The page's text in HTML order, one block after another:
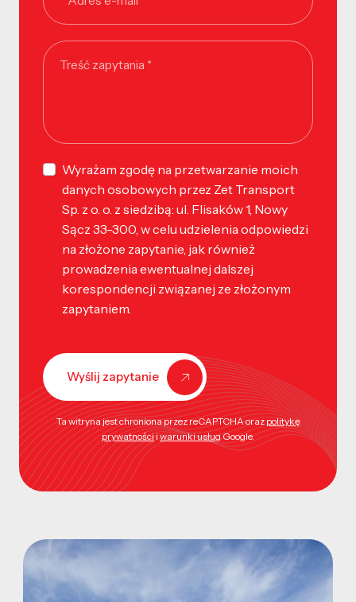
Wyrażam zgodę na przetwarzanie moich
danych osobowych przez Zet Transport
Sp. z o. o. z siedzibą: ul. Flisaków 1, Nowy
Sącz 33-300, w celu udzielenia odpowiedzi
na złożone zapytanie, jak również
prowadzenia ewentualnej dalszej
korespondencji związanej ze złożonym
zapytaniem.
Wyślij zapytanie
Ta witryna jest chroniona przez reCAPTCHA orazpolitykę
prywatnościiwarunki usługGoogle.